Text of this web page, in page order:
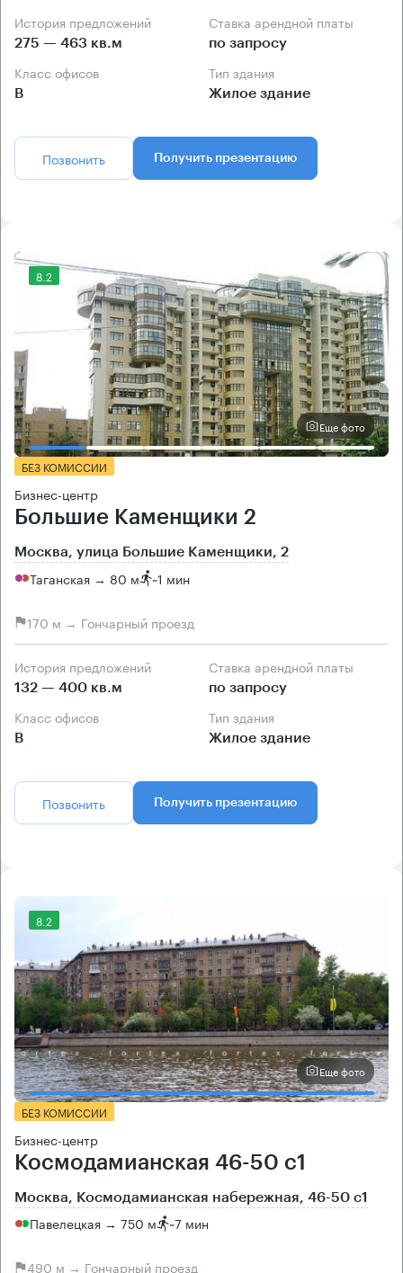
История предложений
275 — 463 кв.м
Ставка арендной платы
по запросу
Класс офисов
B
Тип здания
Жилое здание
Позвонить Получить презентацию
8.2
Еще фото
БЕЗ КОМИССИИ
Бизнес-центр
Большие Каменщики 2
Москва, улица Большие Каменщики, 2
Таганская → 80 м ~1 мин
170 м → Гончарный проезд
История предложений
132 — 400 кв.м
Ставка арендной платы
по запросу
Класс офисов
B
Тип здания
Жилое здание
Позвонить Получить презентацию
8.2
Еще фото
БЕЗ КОМИССИИ
Бизнес-центр
Космодамианская 46-50 с1
Москва, Космодамианская набережная, 46-50 с1
Павелецкая → 750 м ~7 мин
490 м → Гончарный проезд